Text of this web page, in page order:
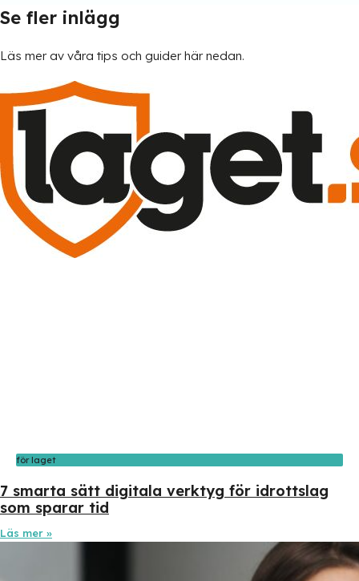
Se fler inlägg
Läs mer av våra tips och guider här nedan.
för laget
7 smarta sätt digitala verktyg för idrottslag
som sparar tid
Läs mer »